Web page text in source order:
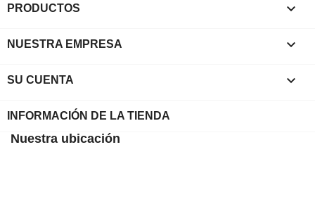
PRODUCTOS 
NUESTRA EMPRESA 
SU CUENTA 
INFORMACIÓN DE LA TIENDA
Nuestra ubicación